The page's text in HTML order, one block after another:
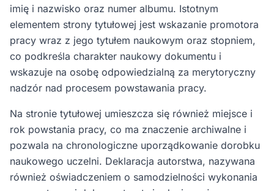
imię i nazwisko oraz numer albumu. Istotnym
elementem strony tytułowej jest wskazanie promotora
pracy wraz z jego tytułem naukowym oraz stopniem,
co podkreśla charakter naukowy dokumentu i
wskazuje na osobę odpowiedzialną za merytoryczny
nadzór nad procesem powstawania pracy.
Na stronie tytułowej umieszcza się również miejsce i
rok powstania pracy, co ma znaczenie archiwalne i
pozwala na chronologiczne uporządkowanie dorobku
naukowego uczelni. Deklaracja autorstwa, nazywana
również oświadczeniem o samodzielności wykonania